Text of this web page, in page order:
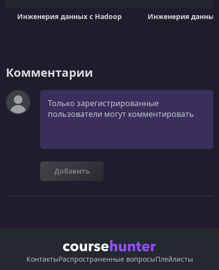
Инженерия данных с Hadoop Инженерия данных
Комментарии
Комментарий
Добавить
КонтактыРаспространенные вопросыПлейлисты